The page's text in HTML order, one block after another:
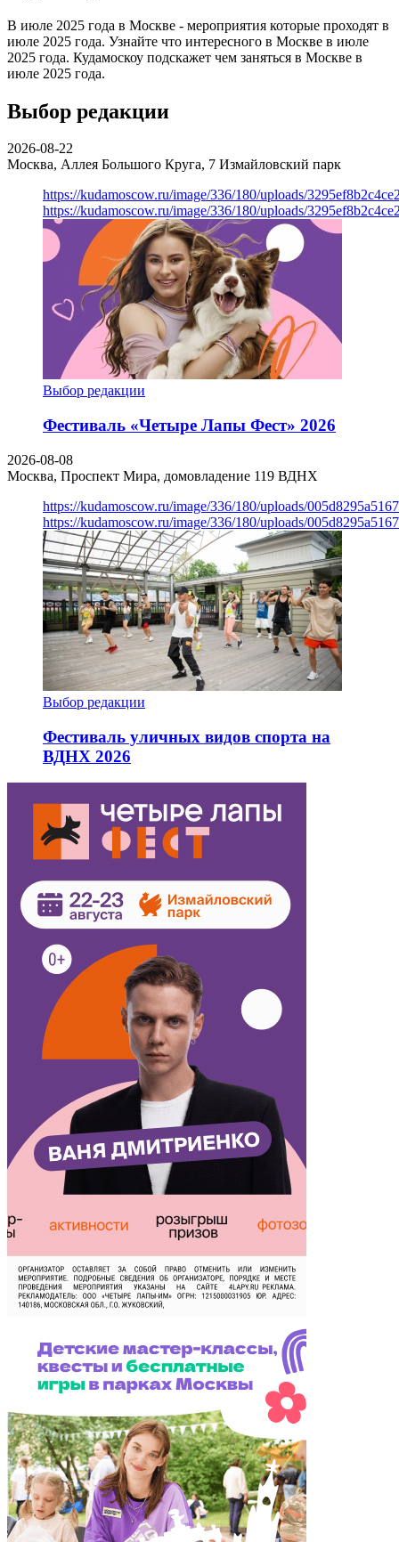
В июле 2025 года в Москве - мероприятия которые проходят в
июле 2025 года. Узнайте что интересного в Москве в июле
2025 года. Кудамоскоу подскажет чем заняться в Москве в
июле 2025 года.
Выбор редакции
2026-08-22
Москва, Аллея Большого Круга, 7 Измайловский парк
https://kudamoscow.ru/image/336/180/uploads/
https://kudamoscow.ru/image/336/180/uploads/
Выбор редакции
Фестиваль «Четыре Лапы Фест» 2026
2026-08-08
Москва, Проспект Мира, домовладение 119 ВДНХ
https://kudamoscow.ru/image/336/180/uploads/
https://kudamoscow.ru/image/336/180/uploads/
Выбор редакции
Фестиваль уличных видов спорта на
ВДНХ 2026